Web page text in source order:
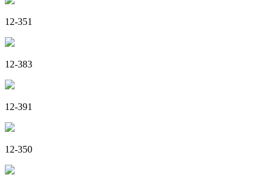
12-351
12-383
12-391
12-350